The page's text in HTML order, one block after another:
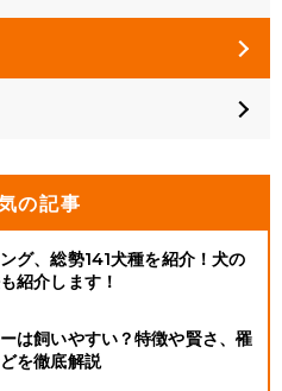
の記事
グ、総勢141犬種を紹介！犬の
紹介します！
は飼いやすい？特徴や賢さ、罹
を徹底解説